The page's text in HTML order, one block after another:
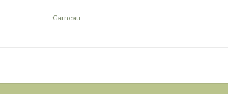
Garneau